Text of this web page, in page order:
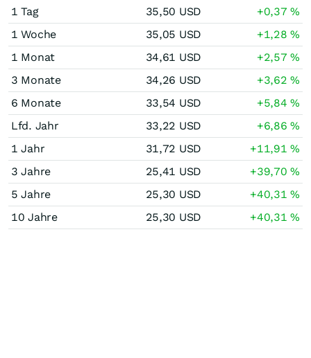
1 Tag 35,50 USD +0,37%
1 Woche
35,05 USD +1,28%
1 Monat
34,61 USD +2,57%
3 Monate
34,26 USD +3,62%
6 Monate
33,54 USD +5,84%
Lfd. Jahr
33,22 USD +6,86%
1 Jahr
31,72 USD +11,91%
3 Jahre
25,41 USD +39,70%
5 Jahre
25,30 USD +40,31%
10 Jahre
25,30 USD +40,31%